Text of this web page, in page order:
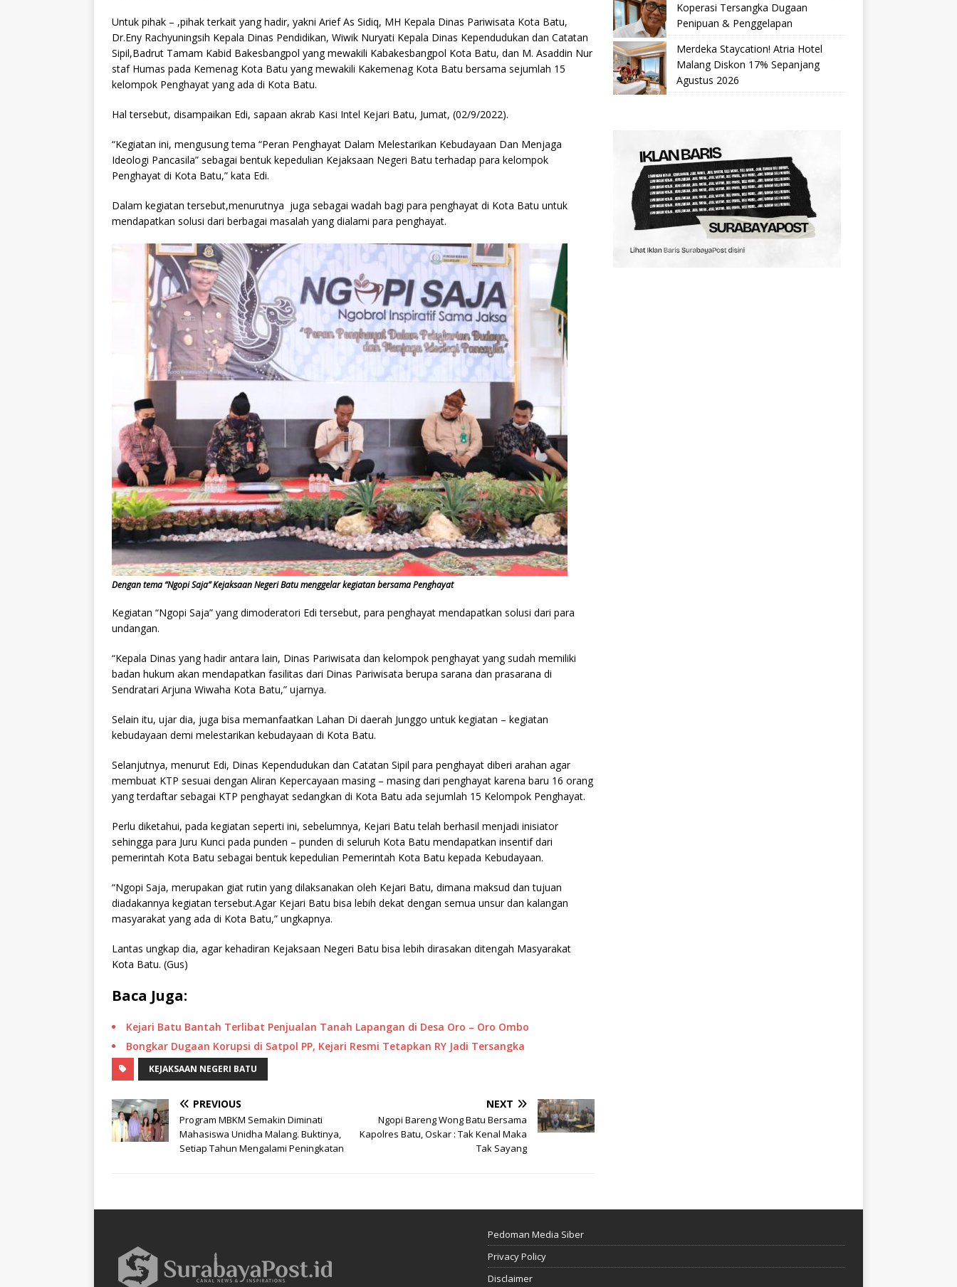
Untuk pihak – ,pihak terkait yang hadir, yakni Arief As Sidiq, MH Kepala Dinas Pariwisata Kota Batu,
Dr.Eny Rachyuningsih Kepala Dinas Pendidikan, Wiwik Nuryati Kepala Dinas Kependudukan dan Catatan
Sipil,Badrut Tamam Kabid Bakesbangpol yang mewakili Kabakesbangpol Kota Batu, dan M. Asaddin Nur
staf Humas pada Kemenag Kota Batu yang mewakili Kakemenag Kota Batu bersama sejumlah 15
kelompok Penghayat yang ada di Kota Batu.
Hal tersebut, disampaikan Edi, sapaan akrab Kasi Intel Kejari Batu, Jumat, (02/9/2022).
“Kegiatan ini, mengusung tema “Peran Penghayat Dalam Melestarikan Kebudayaan Dan Menjaga
Ideologi Pancasila” sebagai bentuk kepedulian Kejaksaan Negeri Batu terhadap para kelompok
Penghayat di Kota Batu,” kata Edi.
Dalam kegiatan tersebut,menurutnya juga sebagai wadah bagi para penghayat di Kota Batu untuk
mendapatkan solusi dari berbagai masalah yang dialami para penghayat.
Dengan tema “Ngopi Saja” Kejaksaan Negeri Batu menggelar kegiatan bersama Penghayat
Kegiatan “Ngopi Saja” yang dimoderatori Edi tersebut, para penghayat mendapatkan solusi dari para
undangan.
“Kepala Dinas yang hadir antara lain, Dinas Pariwisata dan kelompok penghayat yang sudah memiliki
badan hukum akan mendapatkan fasilitas dari Dinas Pariwisata berupa sarana dan prasarana di
Sendratari Arjuna Wiwaha Kota Batu,” ujarnya.
Selain itu, ujar dia, juga bisa memanfaatkan Lahan Di daerah Junggo untuk kegiatan – kegiatan
kebudayaan demi melestarikan kebudayaan di Kota Batu.
Selanjutnya, menurut Edi, Dinas Kependudukan dan Catatan Sipil para penghayat diberi arahan agar
membuat KTP sesuai dengan Aliran Kepercayaan masing – masing dari penghayat karena baru 16 orang
yang terdaftar sebagai KTP penghayat sedangkan di Kota Batu ada sejumlah 15 Kelompok Penghayat.
Perlu diketahui, pada kegiatan seperti ini, sebelumnya, Kejari Batu telah berhasil menjadi inisiator
sehingga para Juru Kunci pada punden – punden di seluruh Kota Batu mendapatkan insentif dari
pemerintah Kota Batu sebagai bentuk kepedulian Pemerintah Kota Batu kepada Kebudayaan.
“Ngopi Saja, merupakan giat rutin yang dilaksanakan oleh Kejari Batu, dimana maksud dan tujuan
diadakannya kegiatan tersebut.Agar Kejari Batu bisa lebih dekat dengan semua unsur dan kalangan
masyarakat yang ada di Kota Batu,” ungkapnya.
Lantas ungkap dia, agar kehadiran Kejaksaan Negeri Batu bisa lebih dirasakan ditengah Masyarakat
Kota Batu. (Gus)
Baca Juga:
Kejari Batu Bantah Terlibat Penjualan Tanah Lapangan di Desa Oro – Oro Ombo
Bongkar Dugaan Korupsi di Satpol PP, Kejari Resmi Tetapkan RY Jadi Tersangka
KEJAKSAAN NEGERI BATU
PREVIOUS
Program MBKM Semakin Diminati
Mahasiswa Unidha Malang. Buktinya,
Setiap Tahun Mengalami Peningkatan
NEXT
Ngopi Bareng Wong Batu Bersama
Kapolres Batu, Oskar : Tak Kenal Maka
Tak Sayang
Koperasi Tersangka Dugaan
Penipuan & Penggelapan
Merdeka Staycation! Atria Hotel
Malang Diskon 17% Sepanjang
Agustus 2026
Pedoman Media Siber
Privacy Policy
Disclaimer